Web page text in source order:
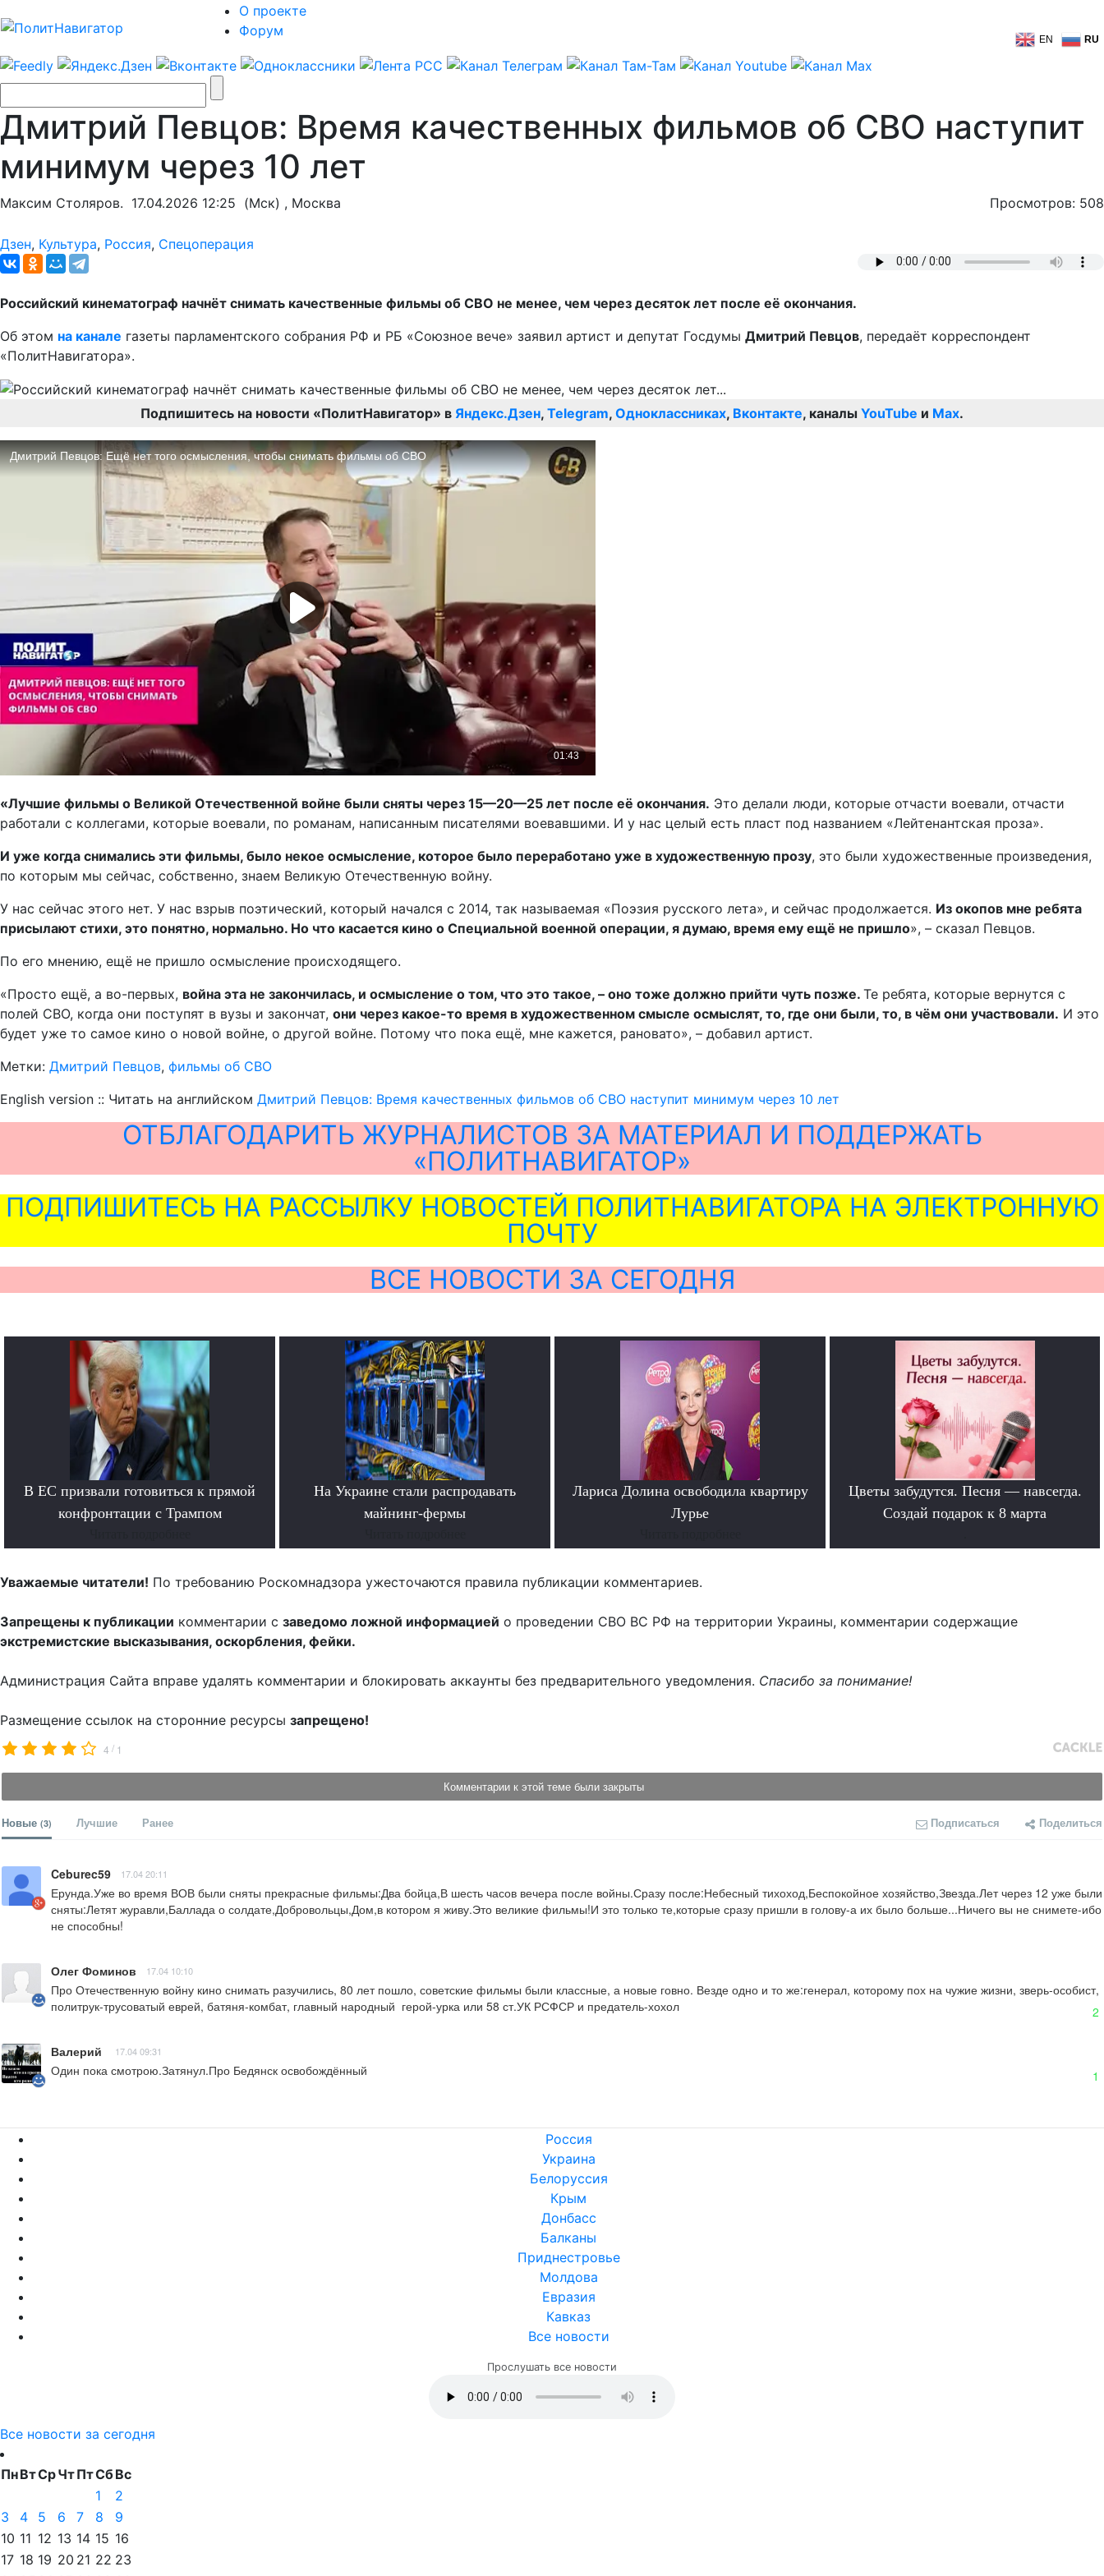
О проекте
Форум
EN RU
Дмитрий Певцов: Время качественных фильмов об СВО наступит
минимум через 10 лет
Максим Столяров. 17.04.2026 12:25 (Мск) , Москва Просмотров: 508
Дзен, Культура, Россия, Спецоперация
Российский кинематограф начнёт снимать качественные фильмы об СВО не менее, чем через десяток лет после её окончания.
Об этом на канале газеты парламентского собрания РФ и РБ «Союзное вече» заявил артист и депутат Госдумы Дмитрий Певцов, передаёт корреспондент
«ПолитНавигатора».
Подпишитесь на новости «ПолитНавигатор» в Яндекс.Дзен, Telegram, Одноклассниках, Вконтакте, каналы YouTube и Max.
«Лучшие фильмы о Великой Отечественной войне были сняты через 15—20—25 лет после её окончания. Это делали люди, которые отчасти воевали, отчасти
работали с коллегами, которые воевали, по романам, написанным писателями воевавшими. И у нас целый есть пласт под названием «Лейтенантская проза».
И уже когда снимались эти фильмы, было некое осмысление, которое было переработано уже в художественную прозу, это были художественные произведения,
по которым мы сейчас, собственно, знаем Великую Отечественную войну.
У нас сейчас этого нет. У нас взрыв поэтический, который начался с 2014, так называемая «Поэзия русского лета», и сейчас продолжается. Из окопов мне ребята
присылают стихи, это понятно, нормально. Но что касается кино о Специальной военной операции, я думаю, время ему ещё не пришло», – сказал Певцов.
По его мнению, ещё не пришло осмысление происходящего.
«Просто ещё, а во-первых, война эта не закончилась, и осмысление о том, что это такое, – оно тоже должно прийти чуть позже. Те ребята, которые вернутся с
полей СВО, когда они поступят в вузы и закончат, они через какое-то время в художественном смысле осмыслят, то, где они были, то, в чём они участвовали. И это
будет уже то самое кино о новой войне, о другой войне. Потому что пока ещё, мне кажется, рановато», – добавил артист.
Метки: Дмитрий Певцов, фильмы об СВО
English version :: Читать на английском Дмитрий Певцов: Время качественных фильмов об СВО наступит минимум через 10 лет
ОТБЛАГОДАРИТЬ ЖУРНАЛИСТОВ ЗА МАТЕРИАЛ И ПОДДЕРЖАТЬ
«ПОЛИТНАВИГАТОР»
ПОДПИШИТЕСЬ НА РАССЫЛКУ НОВОСТЕЙ ПОЛИТНАВИГАТОРА НА ЭЛЕКТРОННУЮ
ПОЧТУ
ВСЕ НОВОСТИ ЗА СЕГОДНЯ
В ЕС призвали готовиться к прямой
конфронтации с Трампом
На Украине стали распродавать
майнинг-фермы
Лариса Долина освободила квартиру
Лурье
Цветы забудутся. Песня — навсегда.
Создай подарок к 8 марта
Уважаемые читатели! По требованию Роскомнадзора ужесточаются правила публикации комментариев.
Запрещены к публикации комментарии с заведомо ложной информацией о проведении СВО ВС РФ на территории Украины, комментарии содержащие
экстремистские высказывания, оскорбления, фейки.
Администрация Сайта вправе удалять комментарии и блокировать аккаунты без предварительного уведомления. Спасибо за понимание!
Размещение ссылок на сторонние ресурсы запрещено!
4 / 1
Комментарии к этой теме были закрыты
Новые (3) Лучшие Ранее Подписаться Поделиться
Ceburec59 17.04 20:11
Ерунда.Уже во время ВОВ были сняты прекрасные фильмы:Два бойца,В шесть часов вечера после войны.Сразу после:Небесный тихоход,Беспокойное хозяйство,Звезда.Лет через 12 уже были
сняты:Летят журавли,Баллада о солдате,Добровольцы,Дом,в котором я живу.Это великие фильмы!И это только те,которые сразу пришли в голову-а их было больше...Ничего вы не снимете-ибо
не способны!
Олег Фоминов 17.04 10:10
Про Отечественную войну кино снимать разучились, 80 лет пошло, советские фильмы были классные, а новые говно. Везде одно и то же:генерал, которому пох на чужие жизни, зверь-особист,
политрук-трусоватый еврей, батяня-комбат, главный народный  герой-урка или 58 ст.УК РСФСР и предатель-хохол
2
Валерий 17.04 09:31
Один пока смотрою.Затянул.Про Бедянск освобождённый 1
Россия
Украина
Белоруссия
Крым
Донбасс
Балканы
Приднестровье
Молдова
Евразия
Кавказ
Все новости
Прослушать все новости
Все новости за сегодня
ПнВтСрЧтПтСбВс
1
2
3
4 5 6 7 8
9
10 11 12 13 14 15 16
17 18 19 20 21 22 23